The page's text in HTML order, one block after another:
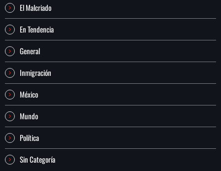
El Malcriado
En Tendencia
General
Inmigración
México
Mundo
Política
Sin Categoría